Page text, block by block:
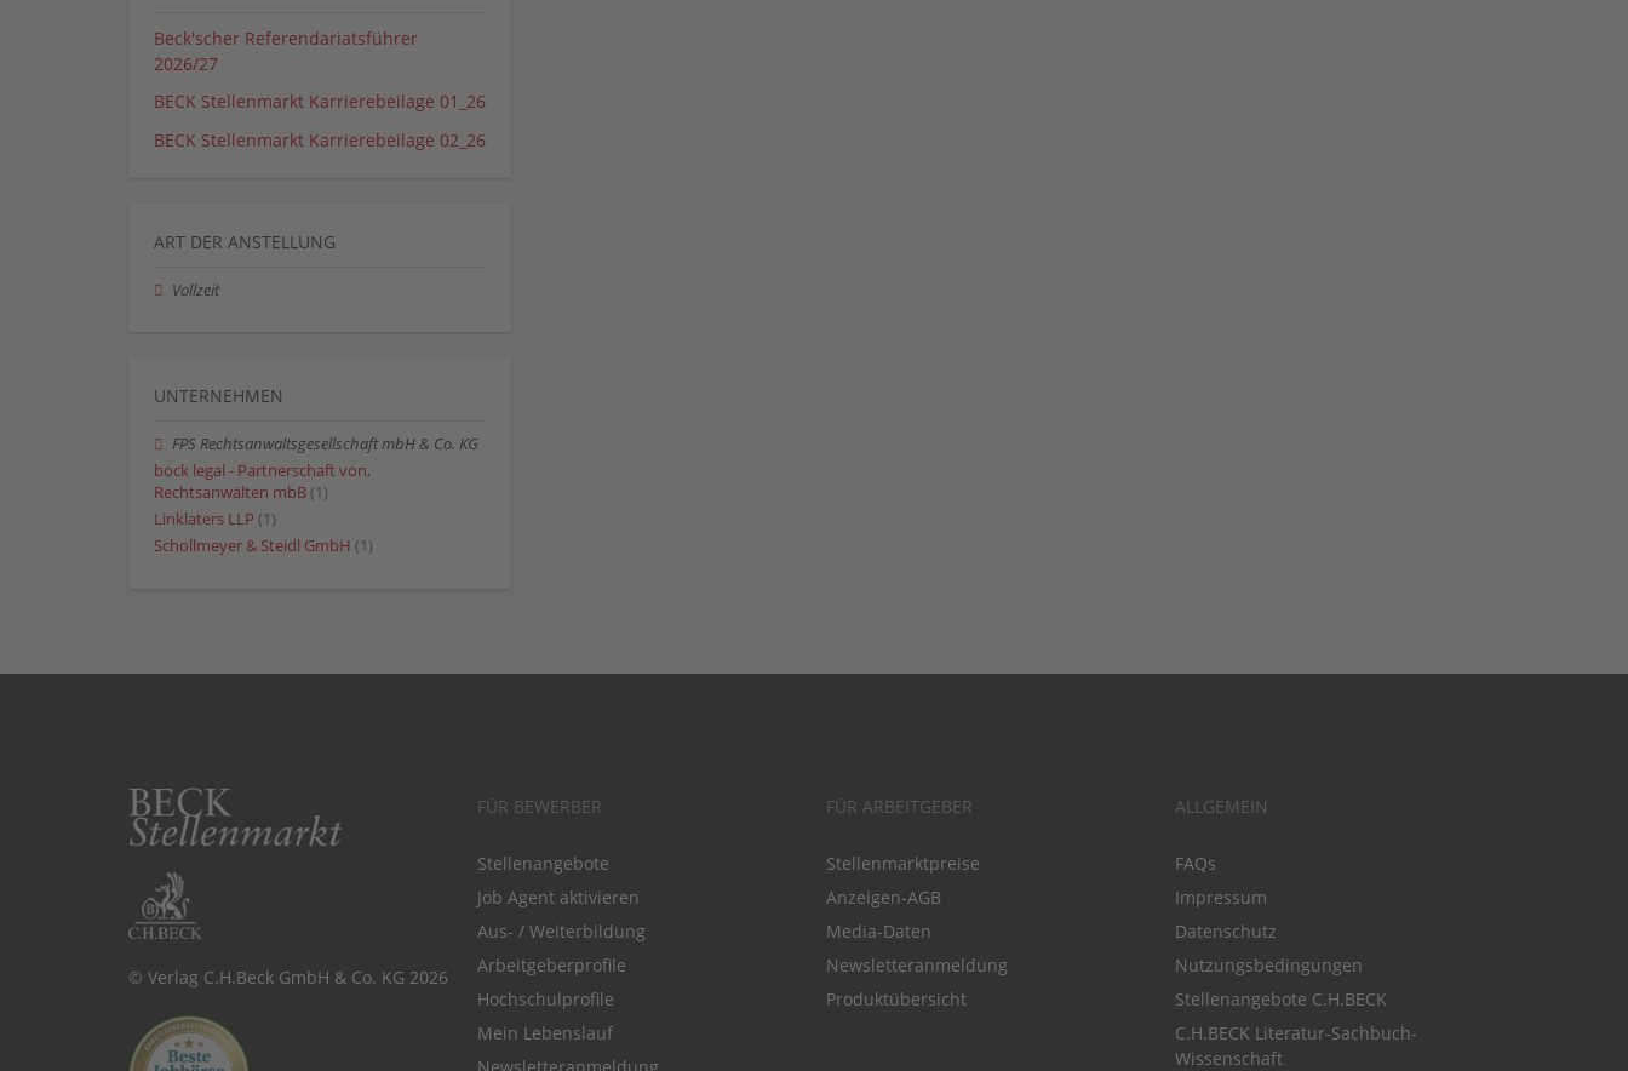
Beck'scher Referendariatsführer
2026/27
BECK Stellenmarkt Karrierebeilage 01_26
BECK Stellenmarkt Karrierebeilage 02_26
ART DER ANSTELLUNG
Vollzeit
UNTERNEHMEN
FPS Rechtsanwaltsgesellschaft mbH & Co. KG
bock legal - Partnerschaft von,
Rechtsanwälten mbB (1)
Linklaters LLP (1)
Schollmeyer & Steidl GmbH (1)
© Verlag C.H.Beck GmbH & Co. KG 2026
FÜR BEWERBER
Stellenangebote
Job Agent aktivieren
Aus- / Weiterbildung
Arbeitgeberprofile
Hochschulprofile
Mein Lebenslauf
FÜR ARBEITGEBER
Stellenmarktpreise
Anzeigen-AGB
Media-Daten
Newsletteranmeldung
Produktübersicht
ALLGEMEIN
FAQs
Impressum
Datenschutz
Nutzungsbedingungen
Stellenangebote C.H.BECK
C.H.BECK Literatur-Sachbuch-
Wissenschaft